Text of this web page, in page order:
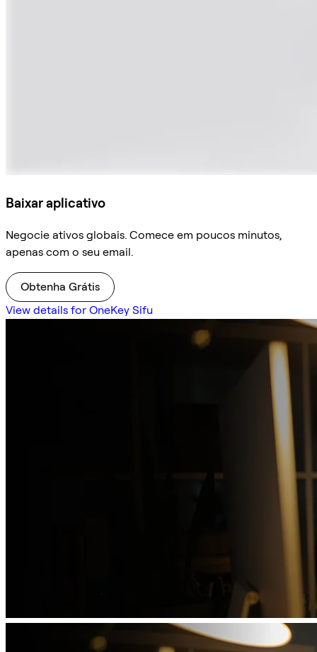
Baixar aplicativo
Negocie ativos globais. Comece em poucos minutos,
apenas com o seu email.
Obtenha Grátis
View details for OneKey Sifu